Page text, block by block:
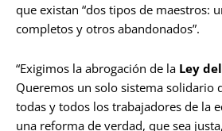
que existan “dos tipos de maestros:
completos y otros abandonados”.
“Exigimos la abrogación de la Ley del
Queremos un solo sistema solidario
todas y todos los trabajadores de la
una reforma de verdad, que sea